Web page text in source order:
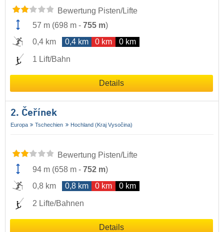
Bewertung Pisten/Lifte
57 m (698 m - 755 m)
0,4 km
0,4 km 0 km 0 km
1 Lift/Bahn
Details
2. Čeřínek
Europa Tschechien Hochland (Kraj Vysočina)
Bewertung Pisten/Lifte
94 m (658 m - 752 m)
0,8 km
0,8 km 0 km 0 km
2 Lifte/Bahnen
Details